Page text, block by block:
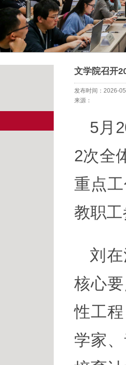
文学院召开
发布时间：2026-
来源：
5月
2次全
重点
教职
刘
核心
性工
学家